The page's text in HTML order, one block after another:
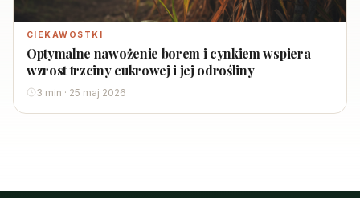
CIEKAWOSTKI
Optymalne nawożenie borem i cynkiem wspiera
wzrost trzciny cukrowej i jej odrośliny
3 min · 25 maj 2026